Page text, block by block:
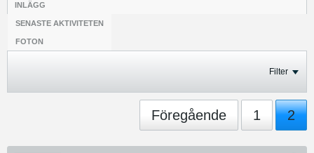
INLÄGG
SENASTE AKTIVITETEN
FOTON
Filter
Föregående 1 2